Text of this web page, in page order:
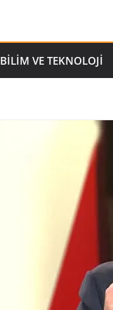
BILIM VE TEKNOLOJI